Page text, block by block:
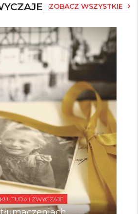
ZOBACZ WSZYSTKIE
KULTURA I ZWYCZAJE